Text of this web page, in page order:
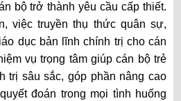
bộ trở thành yêu cầu cấp thiết.
việc truyền thụ thức quân sự,
dục bản lĩnh chính trị cho cán
vụ trọng tâm giúp cán bộ trẻ
trị sâu sắc, góp phần nâng cao
đoán trong mọi tình huống